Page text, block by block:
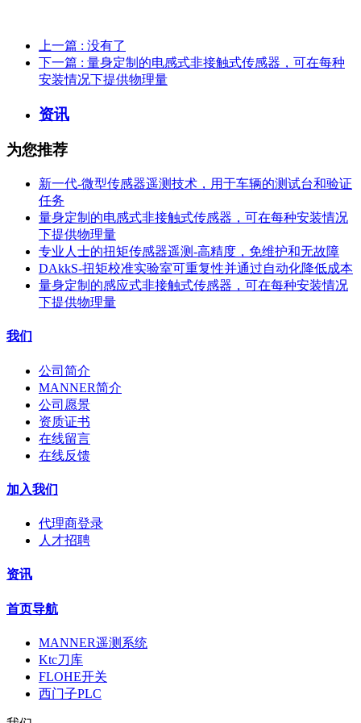
上一篇 : 没有了
下一篇 : 量身定制的电感式非接触式传感器，可在每种
安装情况下提供物理量
资讯
为您推荐
新一代-微型传感器遥测技术，用于车辆的测试台和验证
任务
量身定制的电感式非接触式传感器，可在每种安装情况
下提供物理量
专业人士的扭矩传感器遥测-高精度，免维护和无故障
DAkkS-扭矩校准实验室可重复性并通过自动化降低成本
量身定制的感应式非接触式传感器，可在每种安装情况
下提供物理量
我们
公司简介
MANNER简介
公司愿景
资质证书
在线留言
在线反馈
加入我们
代理商登录
人才招聘
资讯
首页导航
MANNER遥测系统
Ktc刀库
FLOHE开关
西门子PLC